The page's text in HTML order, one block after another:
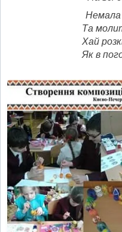
Немала
Та
Хай
Як в
П.